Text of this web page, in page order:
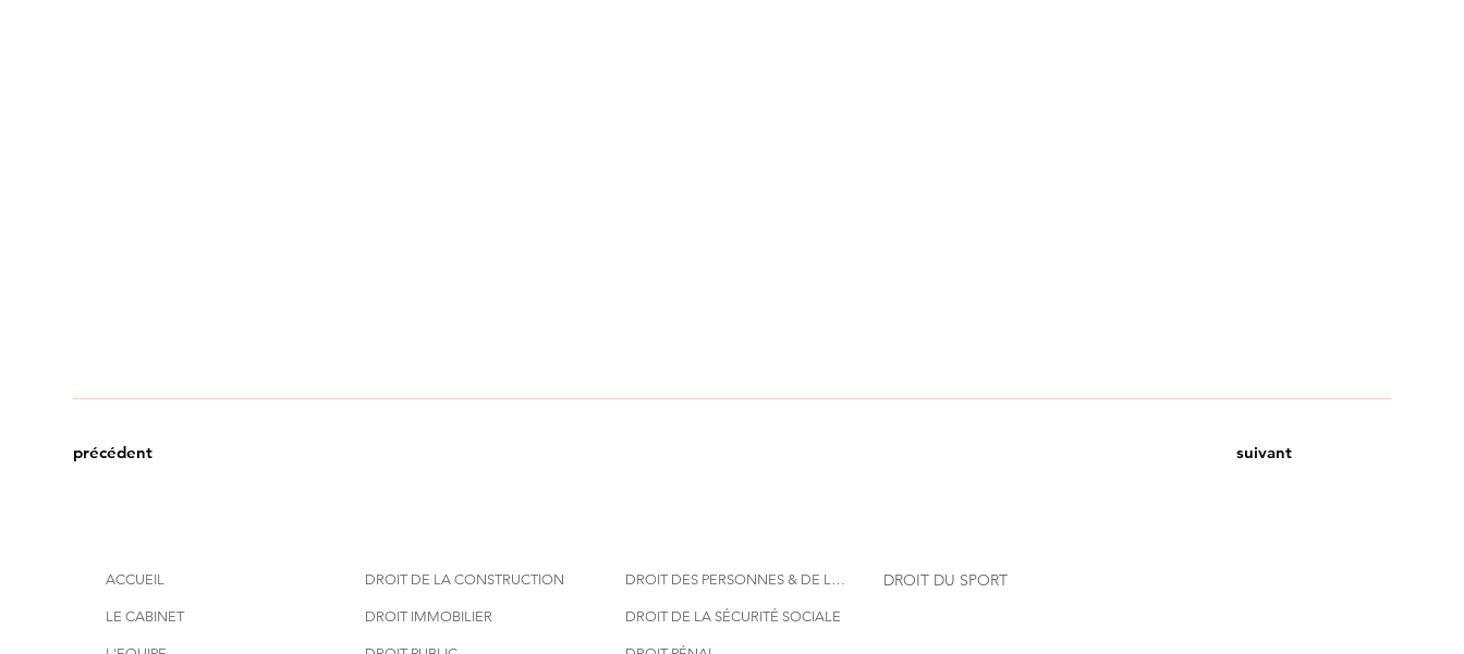
précédent suivant
ACCUEIL
LE CABINET
DROIT DU SPORT
DROIT DES PERSONNES & DE LA FAMILLE
DROIT DE LA SÉCURITÉ SOCIALE
DROIT DE LA CONSTRUCTION
DROIT IMMOBILIER